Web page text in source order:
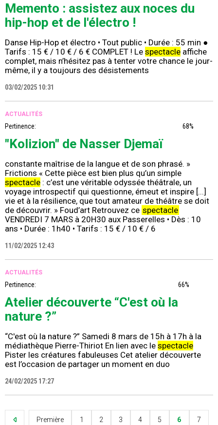
Memento : assistez aux noces du
hip-hop et de l'électro !
Danse Hip-Hop et électro • Tout public • Durée : 55 min ●
Tarifs : 15 € / 10 € / 6 € COMPLET ! Le spectacle affiche
complet, mais n’hésitez pas à tenter votre chance le jour-
même, il y a toujours des désistements
03/02/2025 10:31
ACTUALITÉS
Pertinence: 68%
"Kolizion" de Nasser Djemaï
constante maîtrise de la langue et de son phrasé. »
Frictions « Cette pièce est bien plus qu’un simple
spectacle : c’est une véritable odyssée théâtrale, un
voyage introspectif qui questionne, émeut et inspire [...]
vie et à la résilience, que tout amateur de théâtre se doit
de découvrir. » Foud’art Retrouvez ce spectacle
VENDREDI 7 MARS à 20H30 aux Passerelles • Dès : 10
ans • Durée : 1h40 • Tarifs : 15 € / 10 € / 6
11/02/2025 12:43
ACTUALITÉS
Pertinence: 66%
Atelier découverte “C'est où la
nature ?”
“C'est où la nature ?” Samedi 8 mars de 15h à 17h à la
médiathèque Pierre-Thiriot En lien avec le spectacle
Pister les créatures fabuleuses Cet atelier découverte
est l’occasion de partager un moment en duo
24/02/2025 17:27
Première 1 2 3 4 5 6 7